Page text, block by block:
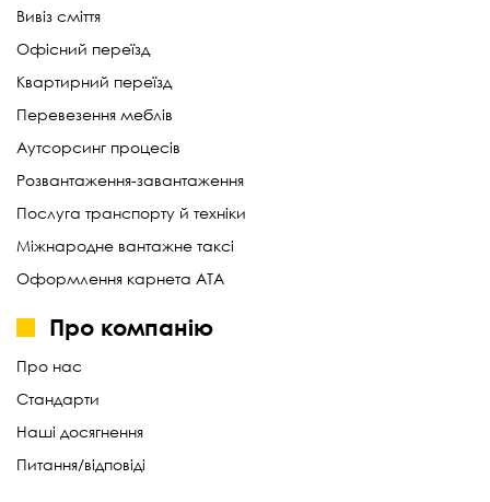
Вивіз сміття
Офісний переїзд
Квартирний переїзд
Перевезення меблів
Аутсорсинг процесів
Розвантаження-завантаження
Послуга транспорту й техніки
Міжнародне вантажне таксі
Оформлення карнета АТА
Про компанію
Про нас
Стандарти
Наші досягнення
Питання/відповіді